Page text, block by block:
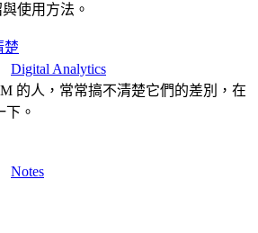
使用方法。
楚
Digital Analytics
的人，常常搞不清楚它們的差別，在
。
Notes